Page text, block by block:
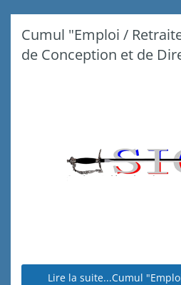
Cumul "Emploi /
de Conception et de
Lire la suite...Cumul